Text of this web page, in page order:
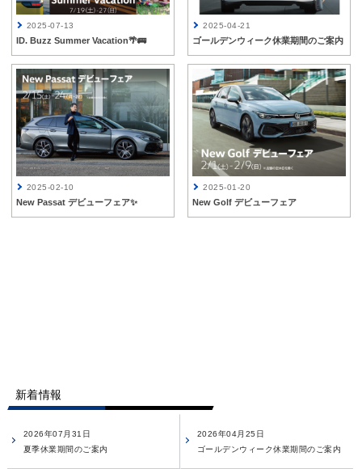
2025-07-13
ID. Buzz Summer Vacation🌴🚌
2025-04-21
ゴールデンウィーク休業期間のご案内
2025-02-10
New Passat デビューフェア✨
2025-01-20
New Golf デビューフェア
新着情報
2026年07月31日
夏季休業期間のご案内
2026年04月25日
ゴールデンウィーク休業期間のご案内